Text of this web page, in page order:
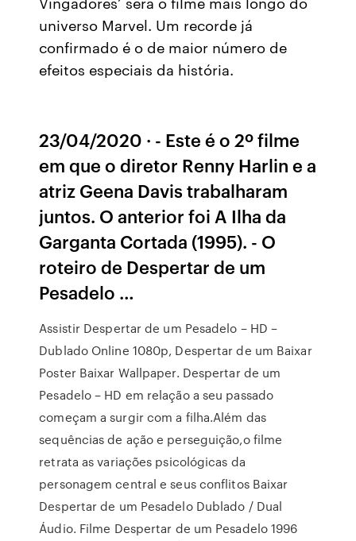
universo Marvel. Um recorde já
confirmado é o de maior número de
efeitos especiais da história.
23/04/2020 · - Este é o 2º filme
em que o diretor Renny Harlin e a
atriz Geena Davis trabalharam
juntos. O anterior foi A Ilha da
Garganta Cortada (1995). - O
roteiro de Despertar de um
Pesadelo …
Assistir Despertar de um Pesadelo – HD –
Dublado Online 1080p, Despertar de um Baixar
Poster Baixar Wallpaper. Despertar de um
Pesadelo – HD em relação a seu passado
começam a surgir com a filha.Além das
sequências de ação e perseguição,o filme
retrata as variações psicológicas da
personagem central e seus conflitos Baixar
Despertar de um Pesadelo Dublado / Dual
Áudio. Filme Despertar de um Pesadelo 1996